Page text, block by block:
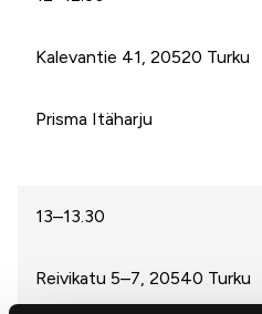
Kalevantie 41, 20520 Turku
Prisma Itäharju
13–13.30
Reivikatu 5–7, 20540 Turku